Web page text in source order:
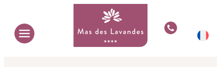
contenu